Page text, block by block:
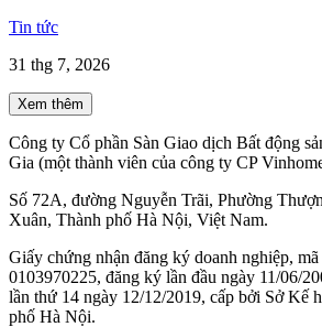
Tin tức
31 thg 7, 2026
Xem thêm
Công ty Cổ phần Sàn Giao dịch Bất động
Gia (một thành viên của công ty CP
Số 72A, đường Nguyễn Trãi, Phường
Xuân, Thành phố Hà Nội, Việt Nam.
Giấy chứng nhận đăng ký doanh nghiệp, mã
0103970225, đăng ký lần đầu ngày 11/06/
lần thứ 14 ngày 12/12/2019, cấp bởi Sở Kế
phố Hà Nội.